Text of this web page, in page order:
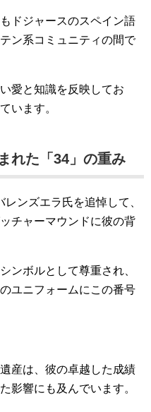
ドジャースのスペイン語
ン系コミュニティの間で
愛と知識を反映してお
います。
れた「34」の重み
ンズエラ氏を追悼して、
チャーマウンドに彼の背
ンボルとして尊重され、
ユニフォームにこの番号
産は、彼の卓越した成績
影響にも及んでいます。